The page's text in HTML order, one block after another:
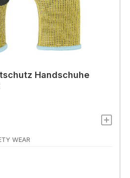
Handschuhe
WEAR